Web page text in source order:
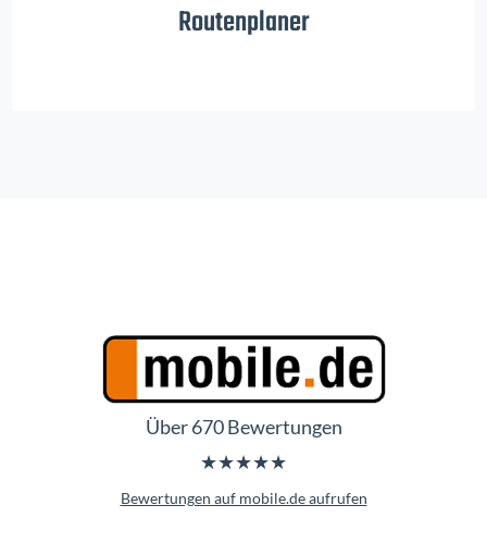
Routenplaner
Über 670 Bewertungen
★★★★★
Bewertungen auf mobile.de aufrufen